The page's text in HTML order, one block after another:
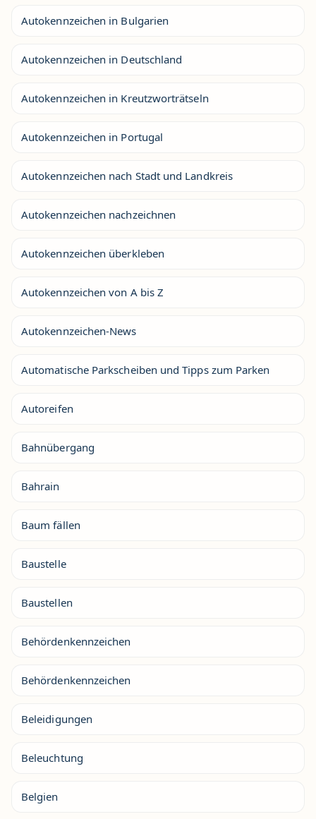
Autokennzeichen in Bulgarien
Autokennzeichen in Deutschland
Autokennzeichen in Kreutzworträtseln
Autokennzeichen in Portugal
Autokennzeichen nach Stadt und Landkreis
Autokennzeichen nachzeichnen
Autokennzeichen überkleben
Autokennzeichen von A bis Z
Autokennzeichen-News
Automatische Parkscheiben und Tipps zum Parken
Autoreifen
Bahnübergang
Bahrain
Baum fällen
Baustelle
Baustellen
Behördenkennzeichen
Behördenkennzeichen
Beleidigungen
Beleuchtung
Belgien